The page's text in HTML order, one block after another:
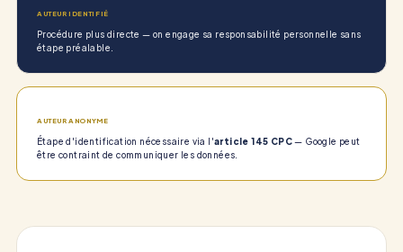
AUTEUR IDENTIFIÉ
Procédure plus directe — on engage sa responsabilité personnelle sans
étape préalable.
AUTEUR ANONYME
Étape d'identification nécessaire via l'article 145 CPC— Google peut
être contraint de communiquer les données.